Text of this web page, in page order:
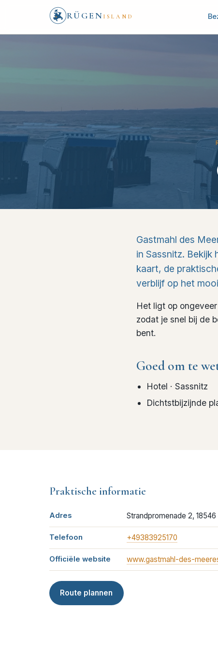
RÜGEN ISLAND
Gastmahl des
in Sassnitz. Bekijk
kaart, de
verblijf op het
Het ligt op
zodat je snel bij de
bent.
Goed om te
Hotel · Sassnitz
Dichtstbijzijnde
Praktische informatie
Adres Strandpromenade 2, 18546
Telefoon +49383925170
Officiële website www.gastmahl-des-
Route plannen